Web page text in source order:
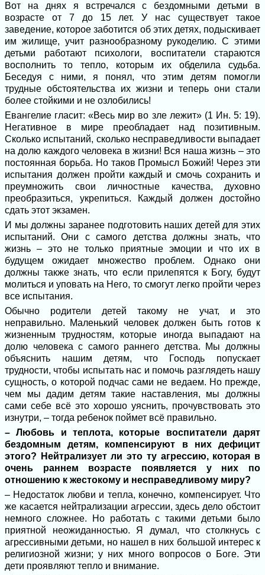
Вот на днях я встречался с бездомными детьми в
возрасте от 7 до 15 лет. У нас существует такое
заведение, которое заботится об этих детях, подыскивает
им жилище, учит разнообразному рукоделию. С этими
детьми работают психологи, воспитатели стараются
восполнить то тепло, которым их обделила судьба.
Беседуя с ними, я понял, что этим детям помогли
трудные обстоятельства их жизни и теперь они стали
более стойкими и не озлобились!
Евангелие гласит: «Весь мир во зле лежит» (1 Ин. 5: 19).
Негативное в мире преобладает над позитивным.
Сколько испытаний, сколько несправедливости выпадает
на долю каждого человека в жизни! Вся наша жизнь – это
постоянная борьба. Но таков Промысл Божий! Через эти
испытания должен пройти каждый и смочь сохранить и
преумножить свои личностные качества, духовно
преобразиться, укрепиться. Каждый должен достойно
сдать этот экзамен.
И мы должны заранее подготовить наших детей для этих
испытаний. Они с самого детства должны знать, что
жизнь – это не только приятные эмоции и что их в
будущем ожидает множество проблем. Однако они
должны также знать, что если прилепятся к Богу, будут
молиться и уповать на Него, то смогут легко пройти через
все испытания.
Обычно родители детей такому не учат, и это
неправильно. Маленький человек должен быть готов к
жизненным трудностям, которые иногда выпадают на
долю человека с самого раннего детства. Мы должны
объяснить нашим детям, что Господь попускает
трудности, чтобы испытать нас и помочь разглядеть нашу
сущность, о которой подчас сами не ведаем. Но прежде,
чем мы дадим детям такие наставления, мы должны
сами себе всё это хорошо уяснить, прочувствовать это
изнутри, – тогда ребенок поймет всё правильно.
– Любовь и теплота, которые воспитатели дарят
бездомным детям, компенсируют в них дефицит
этого? Нейтрализует ли это ту агрессию, которая в
очень раннем возрасте появляется у них по
отношению к жестокому и несправедливому миру?
– Недостаток любви и тепла, конечно, компенсирует. Что
же касается нейтрализации агрессии, здесь дело обстоит
немного сложнее. Но работать с такими детьми было
приятной неожиданностью. Я думал, что столкнусь с
агрессивными детьми, но нашел в них большой интерес к
религиозной жизни; у них много вопросов о Боге. Эти
дети проявляют тепло и внимание.